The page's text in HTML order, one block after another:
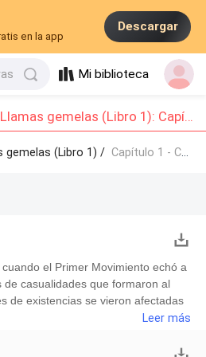
en la app
Descargar
Mi biblioteca
Todos los capítulos de Llamas gemelas (Libro 1): Capítulo 1 - Capítulo 10
gemelas (Libro 1) / Capítulo 1 - Capítulo 10
el Primer Movimiento echó a
casualidades que formaron al
de existencias se vieron afectadas
desvalidas, huérfanas de
en millones de años de continua
Leer más